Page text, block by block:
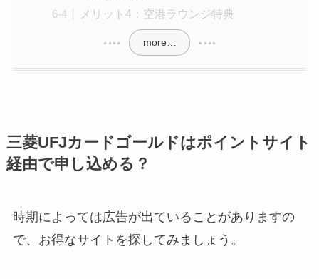
メリット4：空港ラウンジ特典
more…
三菱UFJカードゴールドはポイントサイト
経由で申し込める？
時期によっては広告が出ていることがありますの
で、お得なサイトを探してみましょう。